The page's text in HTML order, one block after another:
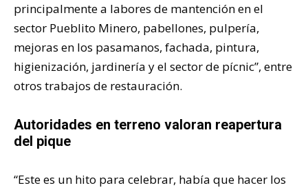
principalmente a labores de mantención en el
sector Pueblito Minero, pabellones, pulpería,
mejoras en los pasamanos, fachada, pintura,
higienización, jardinería y el sector de pícnic”, entre
otros trabajos de restauración.
Autoridades en terreno valoran reapertura
del pique
“Este es un hito para celebrar, había que hacer los